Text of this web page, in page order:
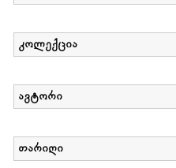
კოლექცია
ავტორი
თარიღი